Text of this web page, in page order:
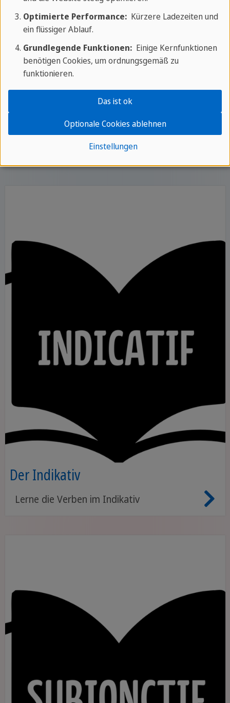
bestimmten Zeitpunkt hätten ausgeführt werden
sollen.
Es ist jedoch anzumerken, dass der Imperativ der
Vergangenheit im heutigen Französisch relativ
Die anderen französischen Verbformen
Der Indikativ
Lerne die Verben im Indikativ
Optimierte Performance:Kürzere Ladezeiten und
ein flüssiger Ablauf.
Grundlegende Funktionen:Einige Kernfunktionen
benötigen Cookies, um ordnungsgemäß zu
funktionieren.
Einstellungen
Optionale Cookies ablehnen
Das ist ok